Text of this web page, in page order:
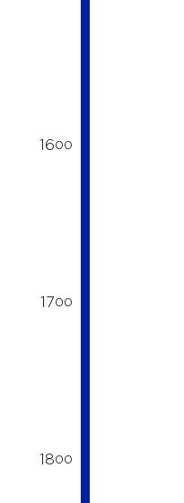
1600
1700
1800